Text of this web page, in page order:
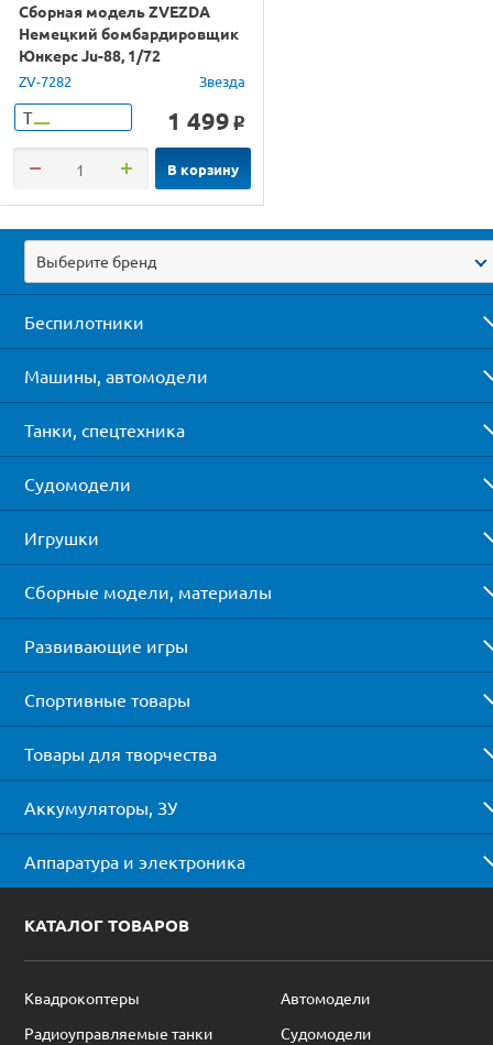
Сборная модель ZVEZDA
Немецкий бомбардировщик
Юнкерс Ju-88, 1/72
ZV-7282 Звезда
Т 1 499 o
В корзину
Выберите бренд
Беспилотники
Машины, автомодели
Танки, спецтехника
Судомодели
Игрушки
Сборные модели, материалы
Развивающие игры
Спортивные товары
Товары для творчества
Аккумуляторы, ЗУ
Аппаратура и электроника
КАТАЛОГ ТОВАРОВ
Квадрокоптеры
Автомодели
Радиоуправляемые танки
Судомодели